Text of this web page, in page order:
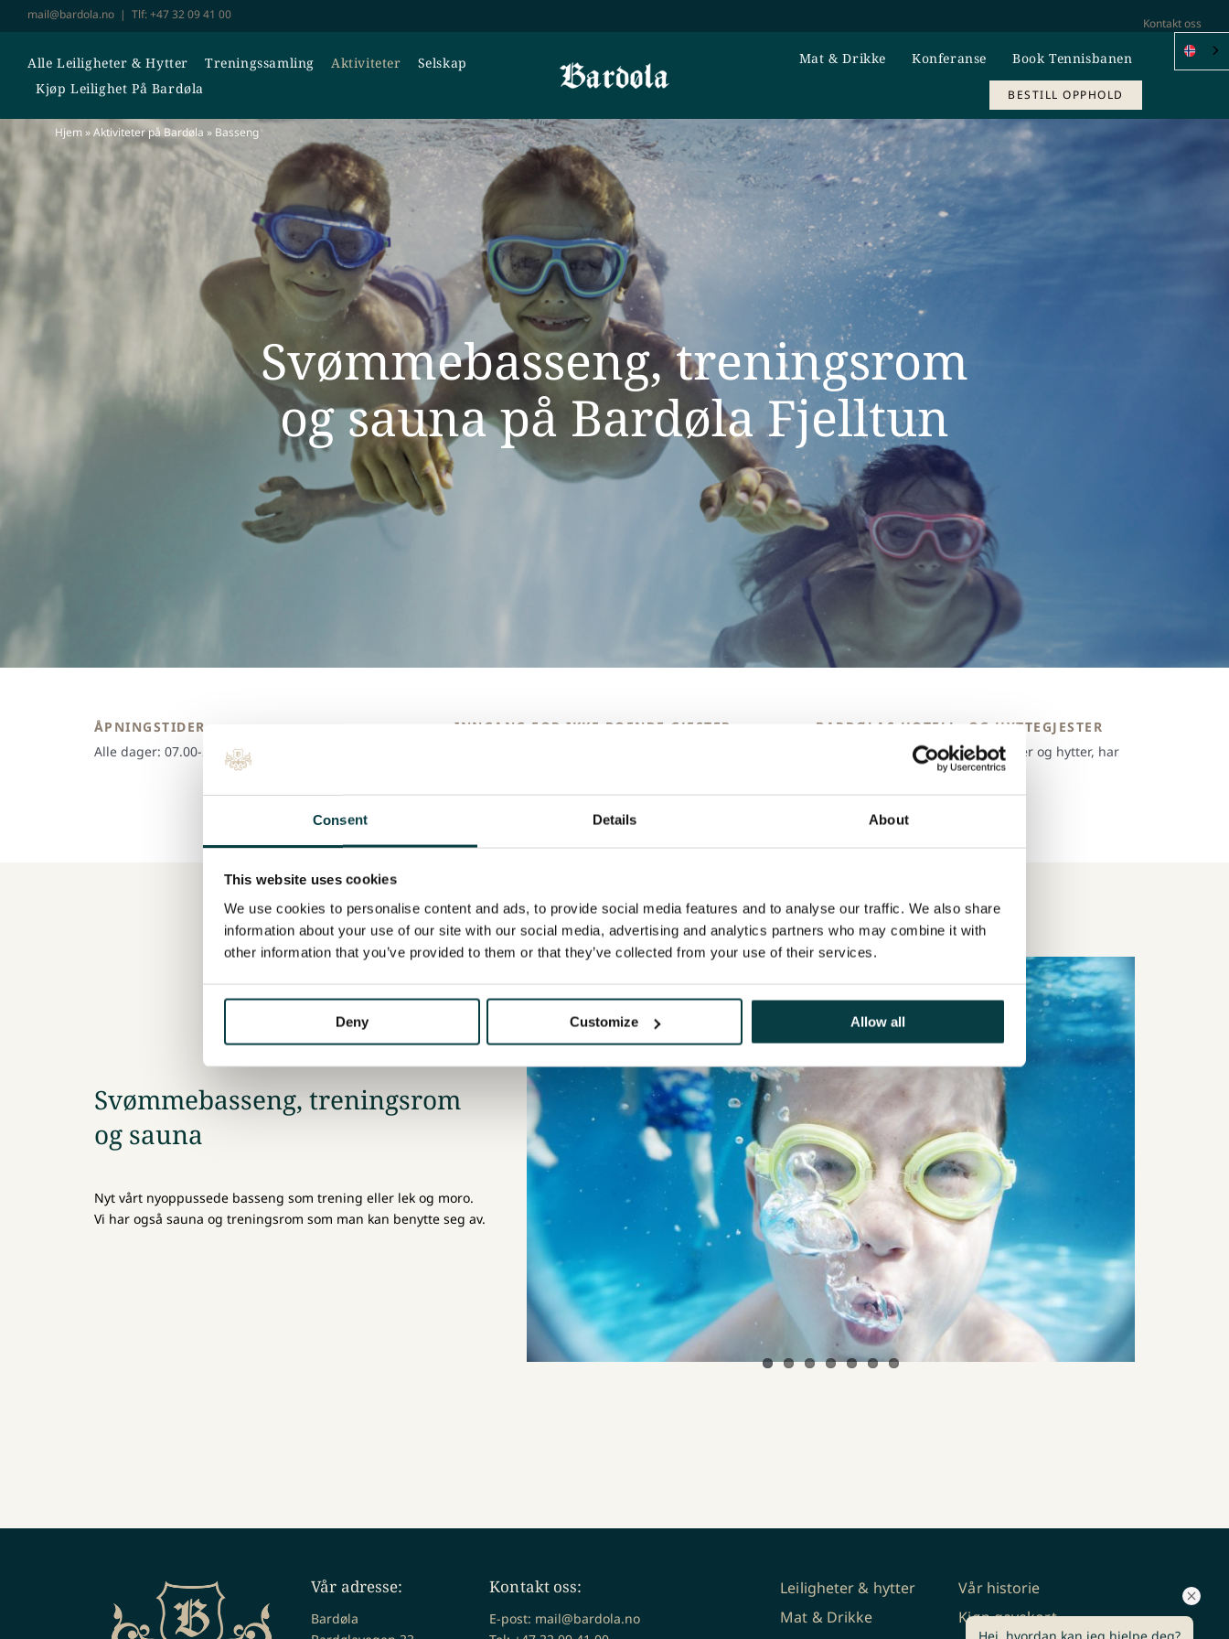
Consent Details About
This website uses cookies
We use cookies to personalise content and ads, to provide social media features and to analyse our traffic. We also share
information about your use of our site with our social media, advertising and analytics partners who may combine it with
other information that you’ve provided to them or that they’ve collected from your use of their services.
Deny Customize Allow all
mail@bardola.no| Tlf:+47 32 09 41 00
Kontakt oss
Alle Leiligheter & Hytter Treningssamling Aktiviteter
Selskap
Kjøp Leilighet På Bardøla
Mat & Drikke Konferanse Book Tennisbanen
BESTILL OPPHOLD
Hjem »Aktiviteter på Bardøla » Basseng
Svømmebasseng, treningsrom
og sauna på Bardøla Fjelltun
ÅPNINGSTIDER
Alle dager: 07.00-22.00
INNGANG FOR IKKE-BOENDE GJESTER
Leie av håndkle: kr 25,-
BARDØLAS HOTELL- OG HYTTEGJESTER
Alle som bor på Bardøla, leiligheter og hytter, har
Svømmebasseng, treningsrom
og sauna
Nyt vårt nyoppussede basseng som trening eller lek og moro.
Vi har også sauna og treningsrom som man kan benytte seg av.
Vår adresse:
Bardøla
Kontakt oss:
E-post: mail@bardola.no
Leiligheter & hytter
Mat & Drikke
Vår historie
Kjøp gavekort